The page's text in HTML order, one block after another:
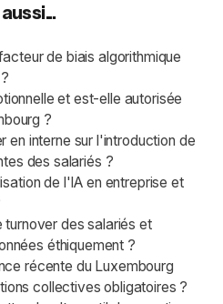
de biais algorithmique
et est-elle autorisée
?
en interne sur l'introduction de
des salariés ?
de l'IA en entreprise et
turnover des salariés et
éthiquement ?
récente du Luxembourg
collectives obligatoires ?